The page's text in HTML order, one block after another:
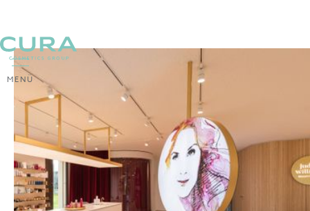
MENÜ